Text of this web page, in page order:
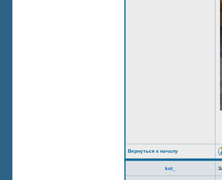
Вернуться к началу
kot_